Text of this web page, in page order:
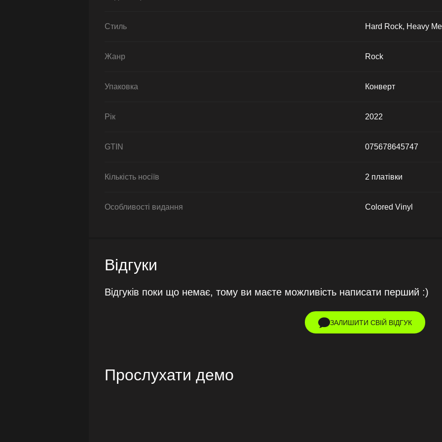
Стиль Hard Rock, Heavy
Жанр Rock
Упаковка Конверт
Рік 2022
GTIN 075678645747
Кількість носіїв 2 платівки
Особливості видання Colored Vinyl
Відгуки
Відгуків поки що немає, тому ви маєте можливість написати перший :)
ЗАЛИШИТИ СВІЙ ВІДГУК
Прослухати демо